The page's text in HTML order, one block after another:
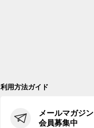
利用方法ガイド
メールマガジン
会員募集中